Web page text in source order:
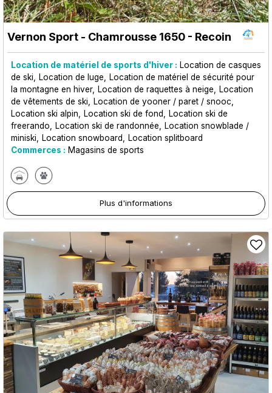
Vernon Sport - Chamrousse 1650 - Recoin
Location de matériel de sports d'hiver : Location de casques
de ski
Location de luge
Location de matériel de sécurité pour
la montagne en hiver
Location de raquettes à neige
Location
de vêtements de ski
Location de yooner / paret / snooc
Location ski alpin
Location ski de fond
Location ski de
freerando
Location ski de randonnée
Location snowblade /
miniski
Location snowboard
Location splitboard
Commerces : Magasins de sports
Plus d'informations